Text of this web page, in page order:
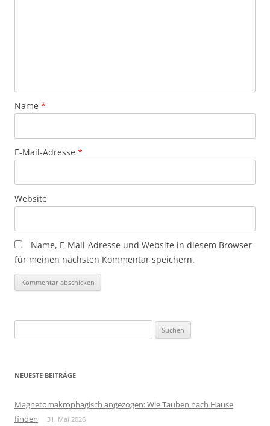
Name *
E-Mail-Adresse *
Website
Name, E-Mail-Adresse und Website in diesem Browser
für meinen nächsten Kommentar speichern.
nach:
NEUESTE BEITRÄGE
Magnetomakrophagisch angezogen: Wie Tauben nach Hause
finden
31. Mai 2026